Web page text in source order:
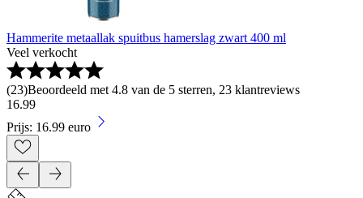
Hammerite metaallak spuitbus hamerslag zwart 400 ml
Veel verkocht
(23)Beoordeeld met 4.8 van de 5 sterren, 23 klantreviews
16.99
Prijs: 16.99 euro